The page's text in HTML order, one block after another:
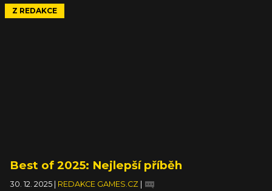
Z REDAKCE
Best of 2025: Nejlepší příběh
30. 12. 2025 REDAKCE GAMES.CZ